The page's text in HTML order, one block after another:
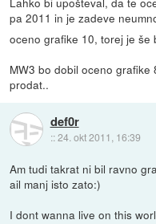
pa 2011 in je zadeve
oceno grafike 10, torej je še
MW3 bo dobil oceno
prodat..
def0r
::24. okt 2011, 16:39
Am tudi takrat ni bil ravno
ail manj isto zato:)
I dont wanna live on this